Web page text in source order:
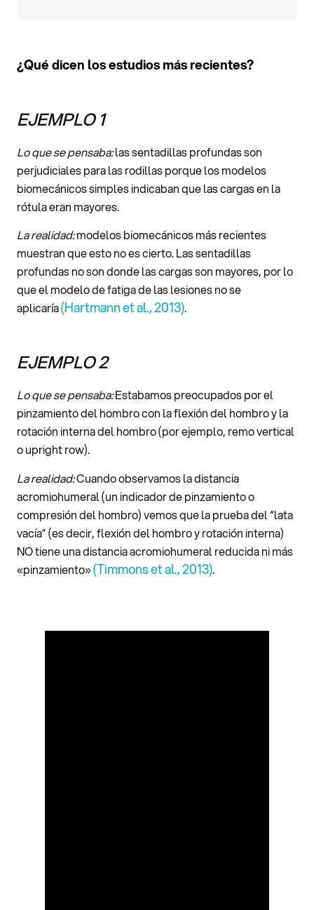
¿Qué dicen los estudios más recientes?
EJEMPLO 1
Lo que se pensaba:las sentadillas profundas son
perjudiciales para las rodillas porque los modelos
biomecánicos simples indicaban que las cargas en la
rótula eran mayores.
La realidad:modelos biomecánicos más recientes
muestran que esto no es cierto. Las sentadillas
profundas no son donde las cargas son mayores, por lo
que el modelo de fatiga de las lesiones no se
aplicaría(Hartmann et al., 2013).
EJEMPLO 2
Lo que se pensaba:Estabamos preocupados por el
pinzamiento del hombro con la flexión del hombro y la
rotación interna del hombro (por ejemplo, remo vertical
o upright row).
La realidad:Cuando observamos la distancia
acromiohumeral (un indicador de pinzamiento o
compresión del hombro) vemos que la prueba del “lata
vacía” (es decir, flexión del hombro y rotación interna)
NO tiene una distancia acromiohumeral reducida ni más
«pinzamiento»(Timmons et al., 2013).